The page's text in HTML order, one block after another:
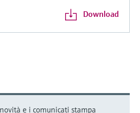
Download
e i comunicati stampa